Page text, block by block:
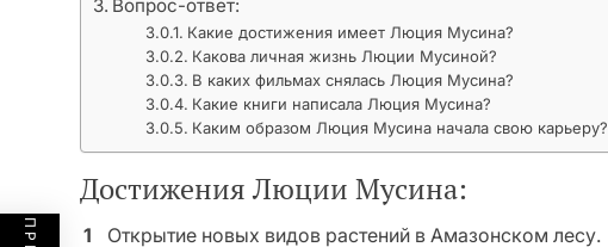
Вопрос-ответ:
Какие достижения имеет Люция Мусина?
Какова личная жизнь Люции Мусиной?
В каких фильмах снялась Люция Мусина?
Какие книги написала Люция Мусина?
Каким образом Люция Мусина начала свою карьеру?
Достижения Люции Мусина:
1
Открытие новых видов растений в Амазонском лесу.